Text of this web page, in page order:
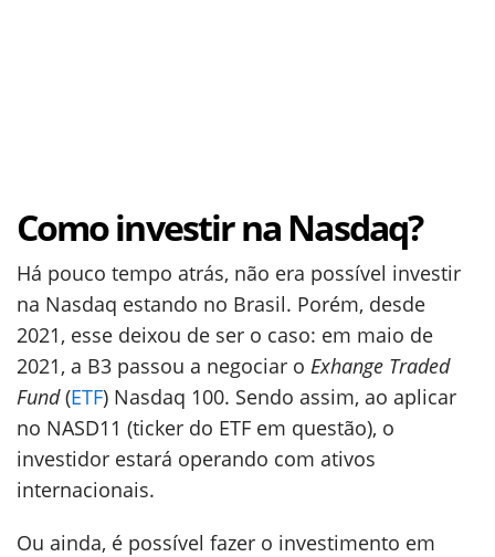
Como investir na Nasdaq?
Há pouco tempo atrás, não era possível investir
na Nasdaq estando no Brasil. Porém, desde
2021, esse deixou de ser o caso: em maio de
2021, a B3 passou a negociar o Exhange Traded
Fund(ETF) Nasdaq 100. Sendo assim, ao aplicar
no NASD11 (ticker do ETF em questão), o
investidor estará operando com ativos
internacionais.
Ou ainda, é possível fazer o investimento em